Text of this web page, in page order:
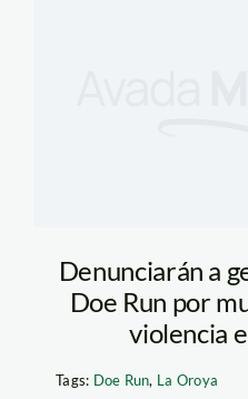
Denunciarán a
Doe Run por
violencia
Tags: Doe Run, La Oroya